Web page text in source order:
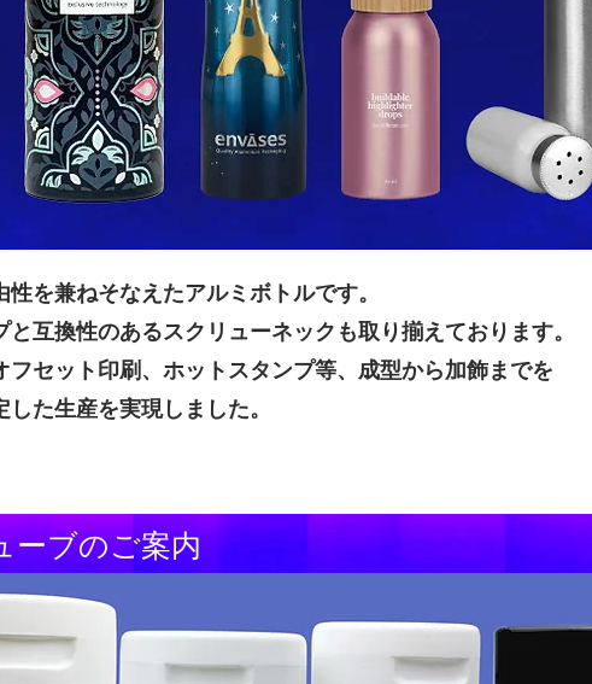
を兼ねそなえたアルミボトルです。
互換性のあるスクリューネックも取り揃えております。
セット印刷、ホットスタンプ等、成型から加飾までを
た生産を実現しました。
ーブのご案内